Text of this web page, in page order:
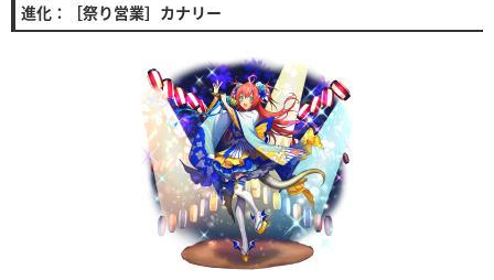
進化：［祭り営業］カナリー